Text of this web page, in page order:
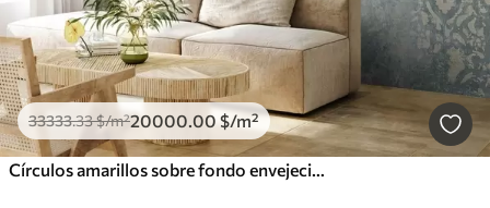
33333.33$/m²20000.00 $/m²
Círculos amarillos sobre fondo envejecido